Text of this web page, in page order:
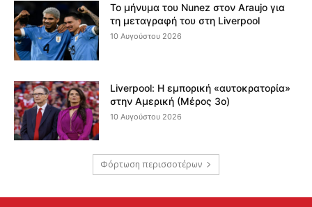
Το μήνυμα του Nunez στον Araujo για
τη μεταγραφή του στη Liverpool
10 Αυγούστου 2026
Liverpool: Η εμπορική «αυτοκρατορία»
στην Αμερική (Μέρος 3ο)
10 Αυγούστου 2026
Φόρτωση περισσοτέρων